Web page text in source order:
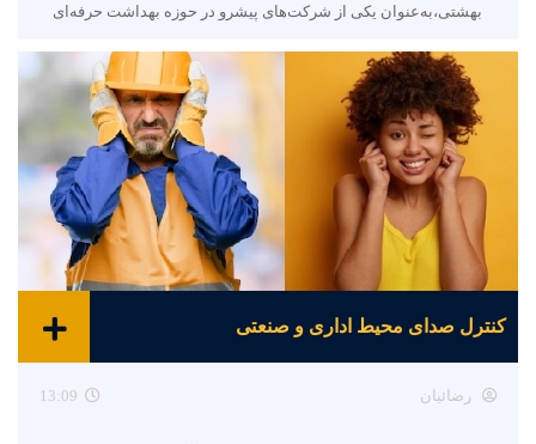
بهشتی،به‌عنوان یکی از شرکت‌های پیشرو در حوزه بهداشت حرفه‌ای
کنترل صدای محیط اداری و صنعتی
رضائیان 13:09